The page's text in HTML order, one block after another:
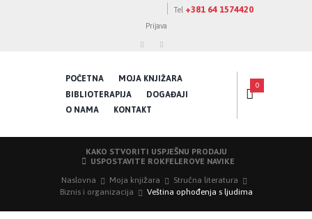
Tel +381 64 1574420
Prijava
POČETNA
MOJA KNJIŽARA
BIBLIOTERAPIJA
DOGAĐAJI
O NAMA
KONTAKT
0
KAKO STVORITI USPJEŠNU PRODAJU
USPOSTAVITE ROKFELEROVE NAVIKE
Naslovna Moja knjižara
Stručna literatura
Biznis i organizacija
Veština ophođenja s ljudima